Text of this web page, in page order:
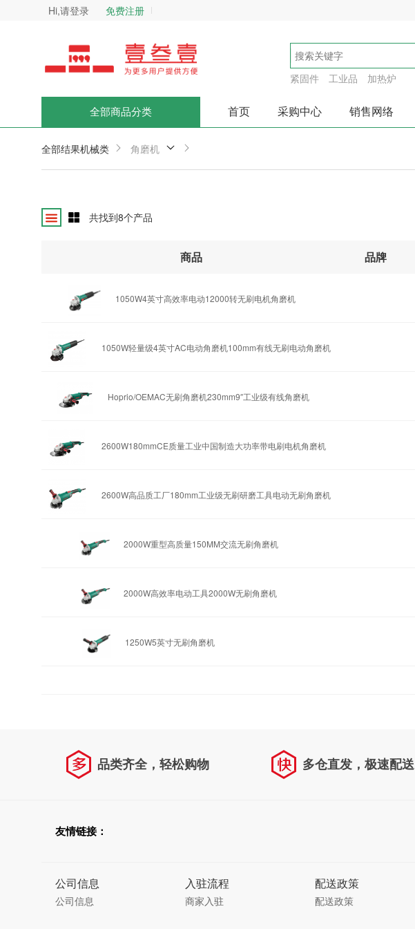
Hi,请登录 免费注册
紧固件 工业品 加热炉
全部商品分类 首页 采购中心 销售网络
全部结果机械类 角磨机
共找到8个产品
商品 品牌
1050W4英寸高效率电动12000转无刷电机角磨机
1050W轻量级4英寸AC电动角磨机100mm有线无刷电动角磨机
Hoprio/OEMAC无刷角磨机230mm9″工业级有线角磨机
2600W180mmCE质量工业中国制造大功率带电刷电机角磨机
2600W高品质工厂180mm工业级无刷研磨工具电动无刷角磨机
2000W重型高质量150MM交流无刷角磨机
2000W高效率电动工具2000W无刷角磨机
1250W5英寸无刷角磨机
品类齐全，轻松购物 多仓直发，极速配送
友情链接：
公司信息
公司信息
入驻流程
商家入驻
配送政策
配送政策